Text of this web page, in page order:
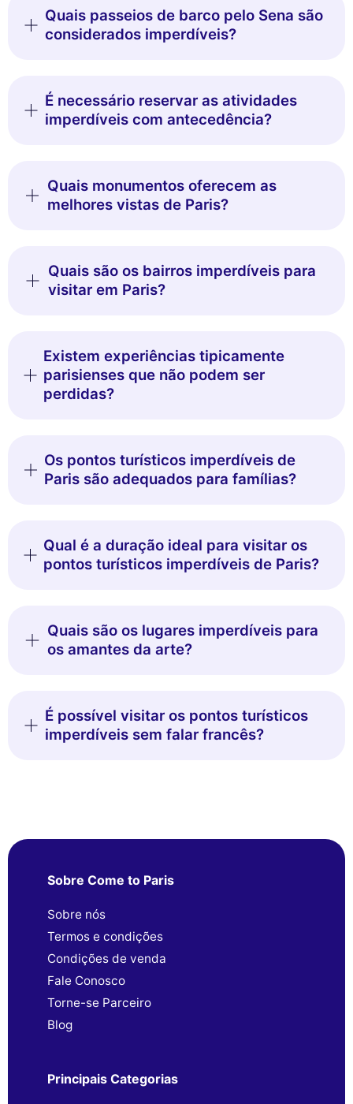
Quais passeios de barco pelo Sena são
considerados imperdíveis?
É necessário reservar as atividades
imperdíveis com antecedência?
Quais monumentos oferecem as
melhores vistas de Paris?
Quais são os bairros imperdíveis para
visitar em Paris?
Existem experiências tipicamente
parisienses que não podem ser
perdidas?
Os pontos turísticos imperdíveis de
Paris são adequados para famílias?
Qual é a duração ideal para visitar os
pontos turísticos imperdíveis de Paris?
Quais são os lugares imperdíveis para
os amantes da arte?
É possível visitar os pontos turísticos
imperdíveis sem falar francês?
Sobre Come to Paris
Sobre nós
Termos e condições
Condições de venda
Fale Conosco
Torne-se Parceiro
Blog
Principais Categorias